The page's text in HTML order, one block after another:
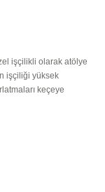
işçilikli olarak atölye
işçiliği yüksek
keçeye